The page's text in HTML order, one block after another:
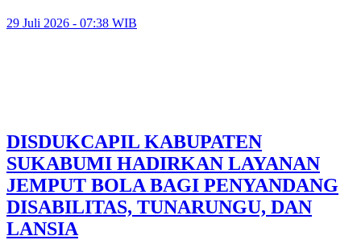
29 Juli 2026 - 07:38 WIB
DISDUKCAPIL KABUPATEN
SUKABUMI HADIRKAN LAYANAN
JEMPUT BOLA BAGI PENYANDANG
DISABILITAS, TUNARUNGU, DAN
LANSIA